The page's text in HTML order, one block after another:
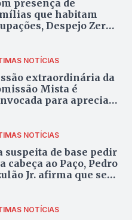
presença de
que habitam
Despejo Zero
NOTÍCIAS
extraordinária da
Mista é
para apreciar
NOTÍCIAS
suspeita de base pedir
cabeça ao Paço, Pedro
Jr. afirma que se
NOTÍCIAS